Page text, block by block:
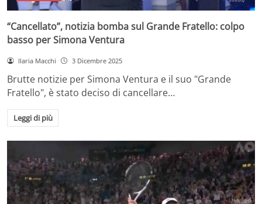
“Cancellato”, notizia bomba sul Grande Fratello: colpo
basso per Simona Ventura
Ilaria Macchi 3 Dicembre 2025
Brutte notizie per Simona Ventura e il suo "Grande
Fratello", è stato deciso di cancellare…
Leggi di più